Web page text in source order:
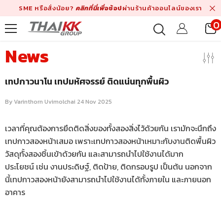
Skip To Content
SME หรือสั่งน้อย? คลิกที่นี่เพื่อช้อปผ่านร้านค้าออนไลน์ของเรา
0
News
เทปกาวนาโน เทปมหัศจรรย์ ติดแน่นทุกพื้นผิว
ByVarinthorn Uvimolchai 24 Nov 2025
เวลาที่คุณต้องการยึดติดสิ่งของทั้งสองสิ่งไว้ด้วยกัน เรามักจะนึกถึง
เทปกาวสองหน้าเสมอ เพราะเทปกาวสองหน้าเหมาะกับงานติดพื้นผิว
วัสดุทั้งสองชิ้นเข้าด้วยกัน และสามารถนำไปใช้งานได้มาก
ประโยชน์ เช่น งานประดิษฐ์, ติดป้าย, ติดกรอบรูป เป็นต้น นอกจาก
นี้เทปกาวสองหน้ายังสามารถนำไปใช้งานได้ทั้งภายใน และภายนอก
อาคาร